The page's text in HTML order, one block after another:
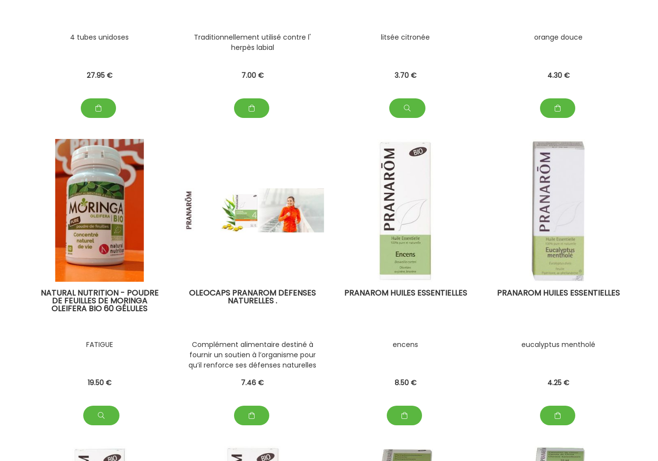
4 tubes unidoses
27.95 €
Traditionnellement utilisé contre l'
herpès labial
7.00 €
litsée citronée
3.70 €
orange douce
4.30 €
NATURAL NUTRITION - POUDRE
DE FEUILLES DE MORINGA
OLEIFERA BIO 60 GÉLULES
FATIGUE
19.50 €
OLEOCAPS PRANAROM DÉFENSES
NATURELLES .
Complément alimentaire destiné à
fournir un soutien à l’organisme pour
qu’il renforce ses défenses naturelles
auxquelles il est confronté.
7.46 €
PRANAROM HUILES ESSENTIELLES
encens
8.50 €
PRANAROM HUILES ESSENTIELLES
eucalyptus mentholé
4.25 €